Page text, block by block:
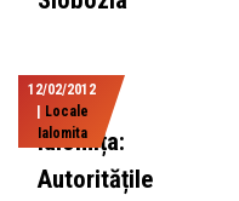
12/02/2012
Locale
Ialomita
Ialomița:
Autoritățile